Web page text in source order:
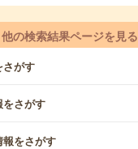
他の検索結果ページを見る
さがす
さがす
をさがす